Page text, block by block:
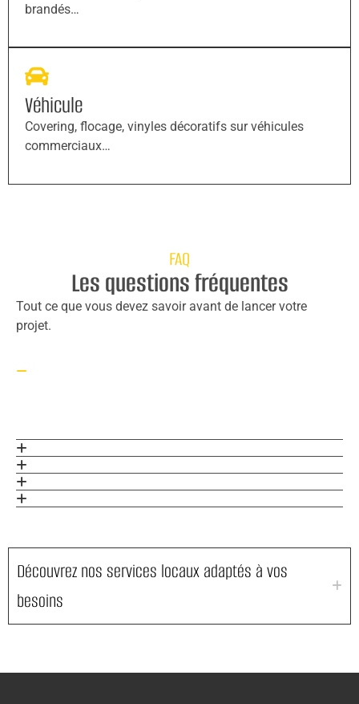
brandés…
Véhicule
Covering, flocage, vinyles décoratifs sur véhicules
commerciaux…
FAQ
Les questions fréquentes
Tout ce que vous devez savoir avant de lancer votre
projet.
Découvrez nos services locaux adaptés à vos
besoins